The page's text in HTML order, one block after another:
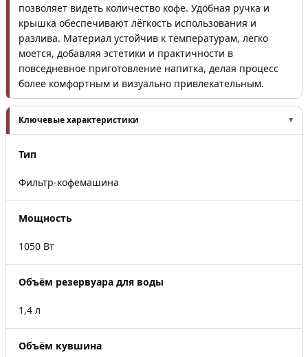
позволяет видеть количество кофе. Удобная ручка и
крышка обеспечивают лёгкость использования и
разлива. Материал устойчив к температурам, легко
моется, добавляя эстетики и практичности в
повседневное приготовление напитка, делая процесс
более комфортным и визуально привлекательным.
Ключевые характеристики
Тип
Фильтр-кофемашина
Мощность
1050 Вт
Объём резервуара для воды
1,4 л
Объём кувшина